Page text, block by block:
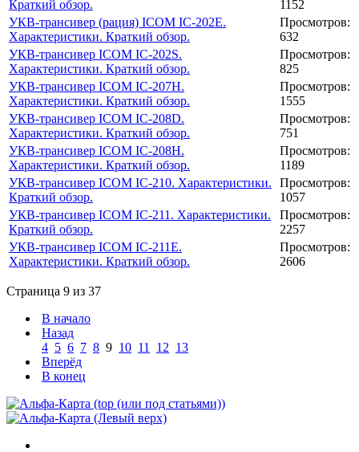
Краткий обзор.
1152
УКВ-трансивер (рация) ICOM IC-202E.
Характеристики. Краткий обзор.
Просмотров:
632
УКВ-трансивер ICOM IC-202S.
Характеристики. Краткий обзор.
Просмотров:
825
УКВ-трансивер ICOM IC-207H.
Характеристики. Краткий обзор.
Просмотров:
1555
УКВ-трансивер ICOM IC-208D.
Характеристики. Краткий обзор.
Просмотров:
751
УКВ-трансивер ICOM IC-208H.
Характеристики. Краткий обзор.
Просмотров:
1189
УКВ-трансивер ICOM IC-210. Характеристики.
Краткий обзор.
Просмотров:
1057
УКВ-трансивер ICOM IC-211. Характеристики.
Краткий обзор.
Просмотров:
2257
УКВ-трансивер ICOM IC-211E.
Характеристики. Краткий обзор.
Просмотров:
2606
Страница 9 из 37
В начало
Назад
4 5 6 7 8 9 10 11 12 13
Вперёд
В конец